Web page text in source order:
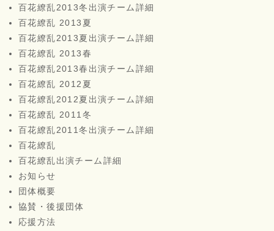
百花繚乱2013冬出演チーム詳細
百花繚乱 2013夏
百花繚乱2013夏出演チーム詳細
百花繚乱 2013春
百花繚乱2013春出演チーム詳細
百花繚乱 2012夏
百花繚乱2012夏出演チーム詳細
百花繚乱 2011冬
百花繚乱2011冬出演チーム詳細
百花繚乱
百花繚乱出演チーム詳細
お知らせ
団体概要
協賛・後援団体
応援方法